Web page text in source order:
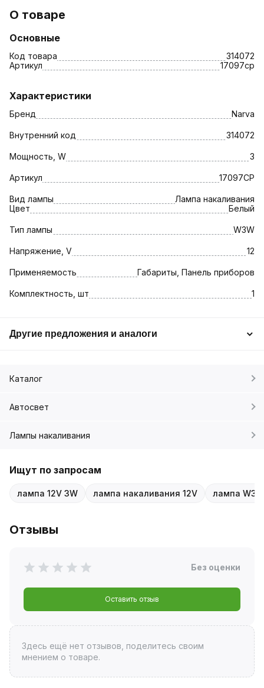
О товаре
Основные
Код товара
314072
Артикул
17097ср
Характеристики
Бренд Narva
Внутренний код 314072
Мощность, W 3
Артикул 17097СР
Вид лампы
Лампа накаливания
Цвет
Белый
Тип лампы W3W
Напряжение, V 12
Применяемость Габариты, Панель приборов
Комплектность, шт 1
Другие предложения и аналоги
Каталог
Автосвет
Лампы накаливания
Ищут по запросам
лампа 12V 3W лампа накаливания 12V лампа W3W
Отзывы
Без оценки
Оставить отзыв
Здесь ещё нет отзывов, поделитесь своим
мнением о товаре.